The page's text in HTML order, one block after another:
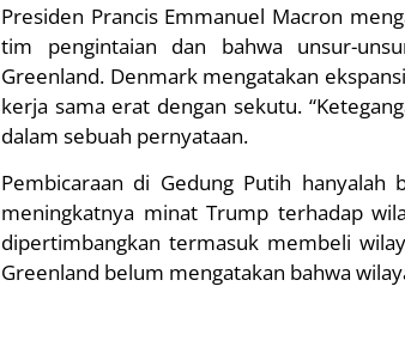
Presiden Prancis Emmanuel Macron
tim pengintaian dan bahwa unsur-
Greenland. Denmark mengatakan
kerja sama erat dengan sekutu.
dalam sebuah pernyataan.
Pembicaraan di Gedung Putih
meningkatnya minat Trump terhadap
dipertimbangkan termasuk membeli
Greenland belum mengatakan bahwa